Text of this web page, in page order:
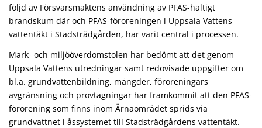
följd av Försvarsmaktens användning av PFAS-haltigt
brandskum där och PFAS-föroreningen i Uppsala Vattens
vattentäkt i Stadsträdgården, har varit central i processen.
Mark- och miljööverdomstolen har bedömt att det genom
Uppsala Vattens utredningar samt redovisade uppgifter om
bl.a. grundvattenbildning, mängder, föroreningars
avgränsning och provtagningar har framkommit att den PFAS-
förorening som finns inom Ärnaområdet sprids via
grundvattnet i åssystemet till Stadsträdgårdens vattentäkt.